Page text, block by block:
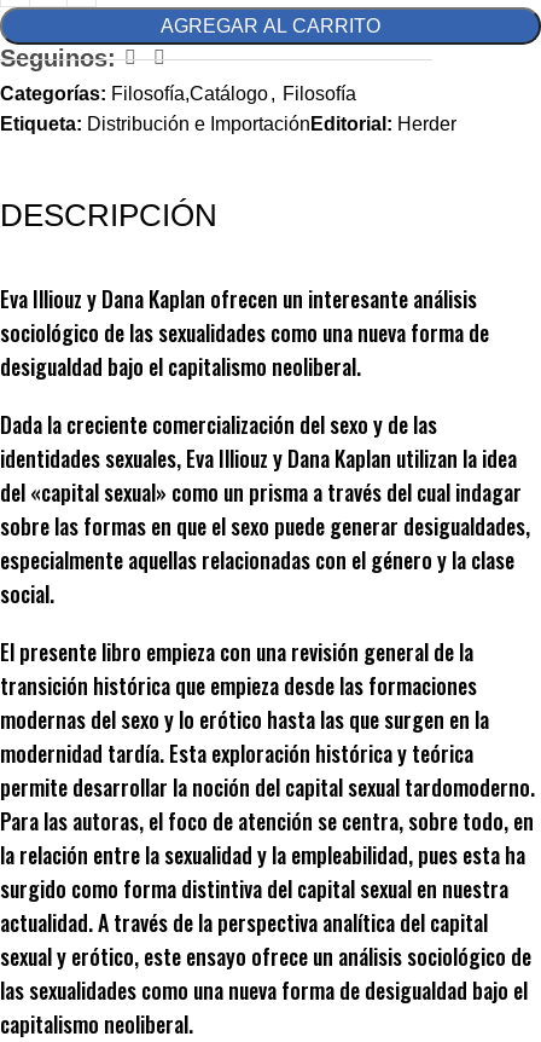
AGREGAR AL CARRITO
Seguinos:
Categorías: Filosofía,Catálogo, Filosofía
Etiqueta: Distribución e Importación Editorial: Herder
DESCRIPCIÓN
Eva Illiouz y Dana Kaplan ofrecen un interesante análisis
sociológico de las sexualidades como una nueva forma de
desigualdad bajo el capitalismo neoliberal.
Dada la creciente comercialización del sexo y de las
identidades sexuales, Eva Illiouz y Dana Kaplan utilizan la idea
del «capital sexual» como un prisma a través del cual indagar
sobre las formas en que el sexo puede generar desigualdades,
especialmente aquellas relacionadas con el género y la clase
social.
El presente libro empieza con una revisión general de la
transición histórica que empieza desde las formaciones
modernas del sexo y lo erótico hasta las que surgen en la
modernidad tardía. Esta exploración histórica y teórica
permite desarrollar la noción del capital sexual tardomoderno.
Para las autoras, el foco de atención se centra, sobre todo, en
la relación entre la sexualidad y la empleabilidad, pues esta ha
surgido como forma distintiva del capital sexual en nuestra
actualidad. A través de la perspectiva analítica del capital
sexual y erótico, este ensayo ofrece un análisis sociológico de
las sexualidades como una nueva forma de desigualdad bajo el
capitalismo neoliberal.